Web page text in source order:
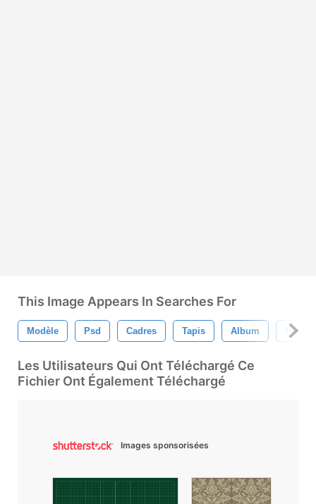
This Image Appears In Searches For
Modèle Psd Cadres Tapis Album Page
Les Utilisateurs Qui Ont Téléchargé Ce
Fichier Ont Également Téléchargé
Images sponsorisées